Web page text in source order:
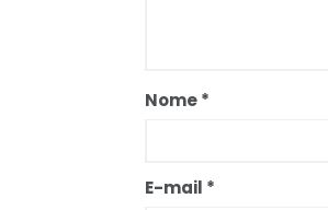
Nome*
E-mail *